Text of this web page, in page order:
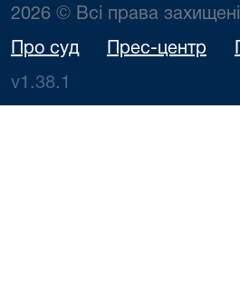
2026 © Всі права захищені
Про суд Прес-центр
v1.38.1